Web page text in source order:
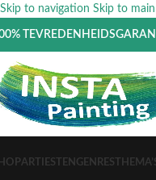
Skip to navigation Skip to
ARTIESTEN GENRES